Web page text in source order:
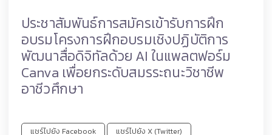
ประชาสัมพันธ์การสมัครเข้ารับการฝึก
อบรมโครงการฝึกอบรมเชิงปฏิบัติการ
พัฒนาสื่อดิจิทัลด้วย AI ในแพลตฟอร์ม
Canva เพื่อยกระดับสมรระถนะวิชาชีพ
อาชีวศึกษา
แชร์ไปยัง Facebook
แชร์ไปยัง X (Twitter)